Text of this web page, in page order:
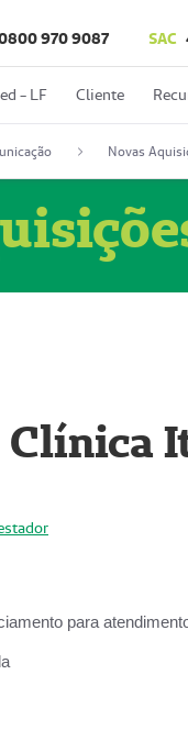
970 9087 SAC
- LF Cliente
Novas
Clínica
para